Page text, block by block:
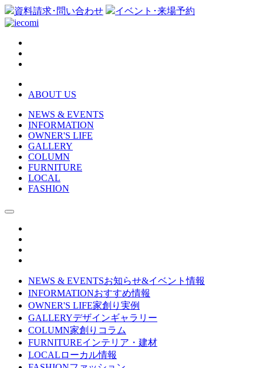
資料請求･問い合わせ イベント･来場予約
ABOUT US
NEWS & EVENTS
INFORMATION
OWNER'S LIFE
GALLERY
COLUMN
FURNITURE
LOCAL
FASHION
NEWS & EVENTSお知らせ&イベント情報
INFORMATIONおすすめ情報
OWNER'S LIFE家創り実例
GALLERYデザインギャラリー
COLUMN家創りコラム
FURNITUREインテリア・建材
LOCAL ローカル情報